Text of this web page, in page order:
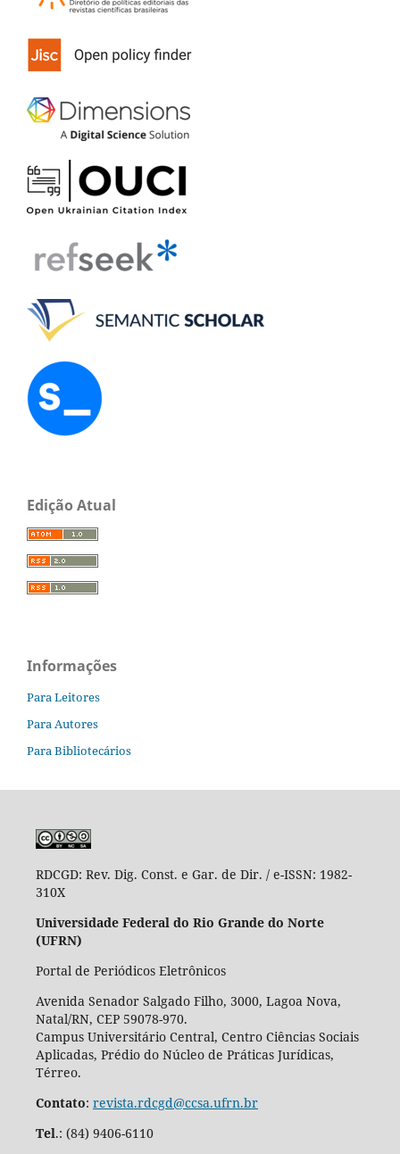
Edição Atual
Informações
Para Leitores
Para Autores
Para Bibliotecários
RDCGD: Rev. Dig. Const. e Gar. de Dir. / e-ISSN: 1982-
310X
Universidade Federal do Rio Grande do Norte
(UFRN)
Portal de Periódicos Eletrônicos
Avenida Senador Salgado Filho, 3000, Lagoa Nova,
Natal/RN, CEP 59078-970.
Campus Universitário Central, Centro Ciências Sociais
Aplicadas, Prédio do Núcleo de Práticas Jurídicas,
Térreo.
Contato: revista.rdcgd@ccsa.ufrn.br
Tel.: (84) 9406-6110